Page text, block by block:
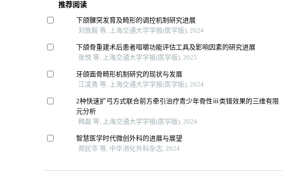
推荐阅读
下颌髁突发育及畸形的调控机制研究进展
刘旌毅 等, 上海交通大学学报(医学版), 2024
下颌骨重建术后患者咀嚼功能评估工具及影响因素的研究进展
张悦 等, 上海交通大学学报(医学版), 2025
牙颌面骨畸形机制研究的现状与发展
江凌勇 等, 上海交通大学学报(医学版), 2024
2种快速扩弓方式联合前方牵引治疗青少年骨性ⅲ类错效果的三维有限
元分析
韩磊 等, 上海交通大学学报(医学版), 2024
智慧医学时代微创外科的进展与展望
郑民华 等, 中华消化外科杂志, 2024